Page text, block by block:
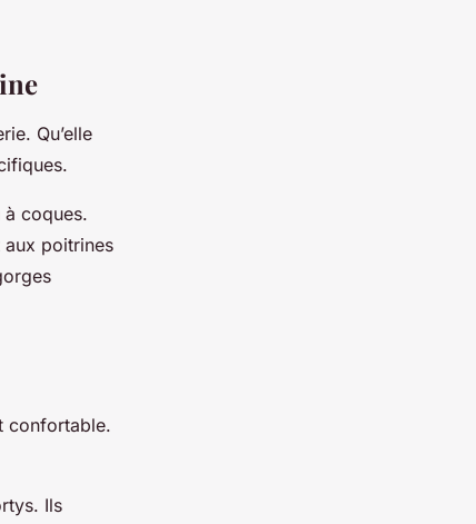
Qu’elle
coques.
aux poitrines
confortable.
Ils